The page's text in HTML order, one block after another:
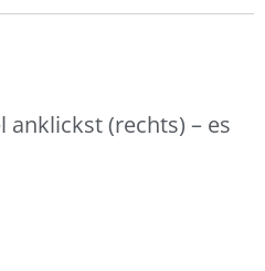
(rechts) – es